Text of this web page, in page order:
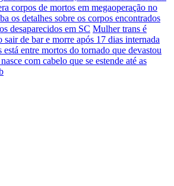
corpos de mortos em megaoperação no
os detalhes sobre os corpos encontrados
desaparecidos em SC Mulher trans é
sair de bar e morre após 17 dias internada
está entre mortos do tornado que devastou
com cabelo que se estende até as